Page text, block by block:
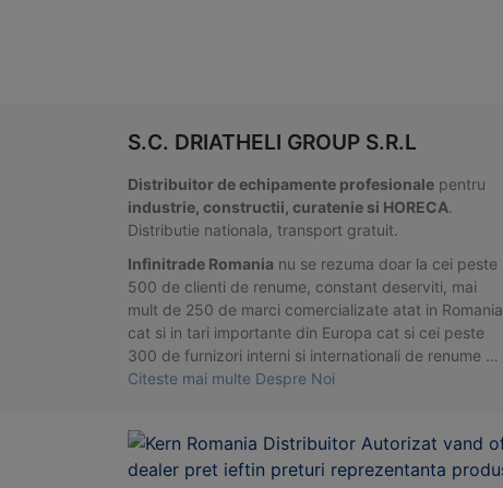
S.C. DRIATHELI GROUP S.R.L
Distribuitor de echipamente profesionale pentru
industrie, constructii, curatenie si HORECA.
Distributie nationala, transport gratuit.
Infinitrade Romania nu se rezuma doar la cei peste
500 de clienti de renume, constant deserviti, mai
mult de 250 de marci comercializate atat in Romania
cat si in tari importante din Europa cat si cei peste
300 de furnizori interni si internationali de renume …
Citeste mai multe Despre Noi